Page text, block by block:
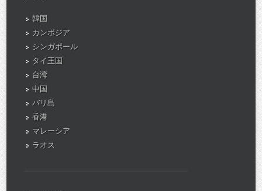
韓国
カンボジア
シンガポール
タイ王国
台湾
中国
バリ島
香港
マレーシア
ラオス